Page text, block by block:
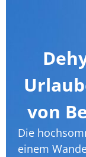
von
Die
einem